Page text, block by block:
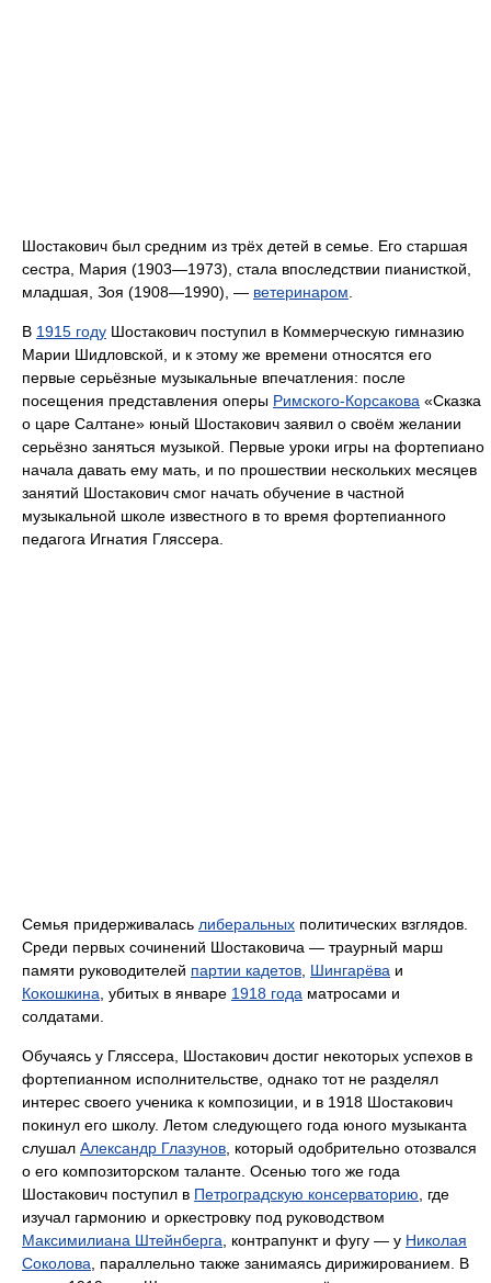
Шостакович был средним из трёх детей в семье. Его старшая
сестра, Мария (1903—1973), стала впоследствии пианисткой,
младшая, Зоя (1908—1990), — ветеринаром.
В 1915 году Шостакович поступил в Коммерческую гимназию
Марии Шидловской, и к этому же времени относятся его
первые серьёзные музыкальные впечатления: после
посещения представления оперы Римского-Корсакова «Сказка
о царе Салтане» юный Шостакович заявил о своём желании
серьёзно заняться музыкой. Первые уроки игры на фортепиано
начала давать ему мать, и по прошествии нескольких месяцев
занятий Шостакович смог начать обучение в частной
музыкальной школе известного в то время фортепианного
педагога Игнатия Гляссера.
Семья придерживалась либеральных политических взглядов.
Среди первых сочинений Шостаковича — траурный марш
памяти руководителей партии кадетов, Шингарёва и
Кокошкина, убитых в январе 1918 года матросами и
солдатами.
Обучаясь у Гляссера, Шостакович достиг некоторых успехов в
фортепианном исполнительстве, однако тот не разделял
интерес своего ученика к композиции, и в 1918 Шостакович
покинул его школу. Летом следующего года юного музыканта
слушал Александр Глазунов, который одобрительно отозвался
о его композиторском таланте. Осенью того же года
Шостакович поступил в Петроградскую консерваторию, где
изучал гармонию и оркестровку под руководством
Максимилиана Штейнберга, контрапункт и фугу — у Николая
Соколова, параллельно также занимаясь дирижированием. В